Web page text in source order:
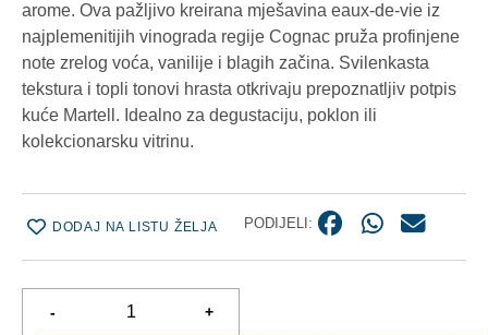
arome. Ova pažljivo kreirana mješavina eaux-de-vie iz
najplemenitijih vinograda regije Cognac pruža profinjene
note zrelog voća, vanilije i blagih začina. Svilenkasta
tekstura i topli tonovi hrasta otkrivaju prepoznatljiv potpis
kuće Martell. Idealno za degustaciju, poklon ili
kolekcionarsku vitrinu.
DODAJ NA LISTU ŽELJA PODIJELI:
- +